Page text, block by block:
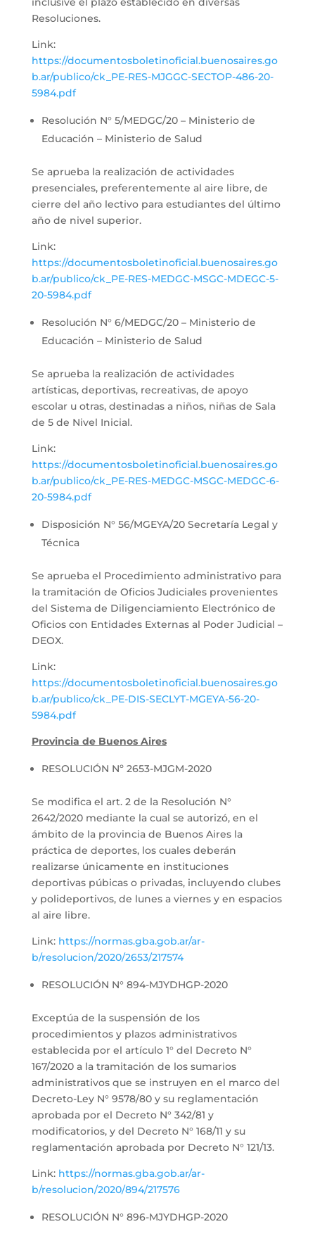
Resoluciones.
Link:
https://documentosboletinoficial.buenosaires.go
b.ar/publico/ck_PE-RES-MJGGC-SECTOP-486-20-
5984.pdf
Resolución N° 5/MEDGC/20 – Ministerio de
Educación – Ministerio de Salud
Se aprueba la realización de actividades
presenciales, preferentemente al aire libre, de
cierre del año lectivo para estudiantes del último
año de nivel superior.
Link:
https://documentosboletinoficial.buenosaires.go
b.ar/publico/ck_PE-RES-MEDGC-MSGC-MDEGC-5-
20-5984.pdf
Resolución N° 6/MEDGC/20 – Ministerio de
Educación – Ministerio de Salud
Se aprueba la realización de actividades
artísticas, deportivas, recreativas, de apoyo
escolar u otras, destinadas a niños, niñas de Sala
de 5 de Nivel Inicial.
Link:
https://documentosboletinoficial.buenosaires.go
b.ar/publico/ck_PE-RES-MEDGC-MSGC-MEDGC-6-
20-5984.pdf
Disposición N° 56/MGEYA/20 Secretaría Legal y
Técnica
Se aprueba el Procedimiento administrativo para
la tramitación de Oficios Judiciales provenientes
del Sistema de Diligenciamiento Electrónico de
Oficios con Entidades Externas al Poder Judicial –
DEOX.
Link:
https://documentosboletinoficial.buenosaires.go
b.ar/publico/ck_PE-DIS-SECLYT-MGEYA-56-20-
5984.pdf
Provincia de Buenos Aires
RESOLUCIÓN Nº 2653-MJGM-2020
Se modifica el art. 2 de la Resolución N°
2642/2020 mediante la cual se autorizó, en el
ámbito de la provincia de Buenos Aires la
práctica de deportes, los cuales deberán
realizarse únicamente en instituciones
deportivas púbicas o privadas, incluyendo clubes
y polideportivos, de lunes a viernes y en espacios
al aire libre.
Link: https://normas.gba.gob.ar/ar-
b/resolucion/2020/2653/217574
RESOLUCIÓN N° 894-MJYDHGP-2020
Exceptúa de la suspensión de los
procedimientos y plazos administrativos
establecida por el artículo 1° del Decreto N°
167/2020 a la tramitación de los sumarios
administrativos que se instruyen en el marco del
Decreto-Ley N° 9578/80 y su reglamentación
aprobada por el Decreto N° 342/81 y
modificatorios, y del Decreto N° 168/11 y su
reglamentación aprobada por Decreto N° 121/13.
Link: https://normas.gba.gob.ar/ar-
b/resolucion/2020/894/217576
RESOLUCIÓN N° 896-MJYDHGP-2020